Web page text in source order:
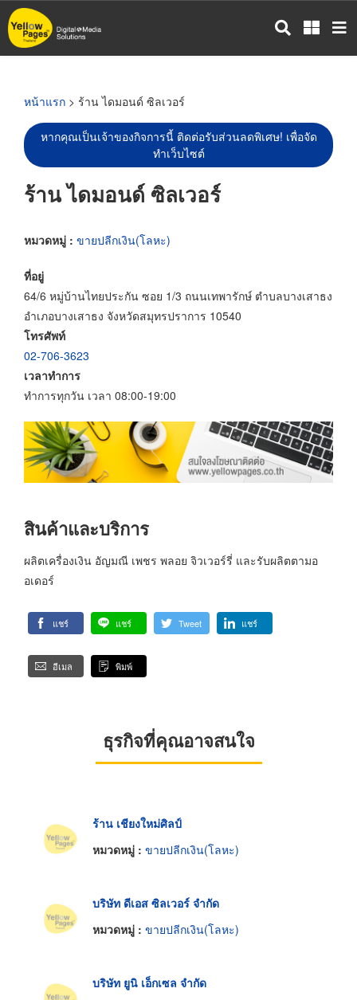
ข้าม
ไป
หน้าแรก > ร้าน ไดมอนด์ ซิลเวอร์
หากคุณเป็นเจ้าของกิจการนี้ ติดต่อรับส่วนลดพิเศษ! เพื่อจัด
ทำเว็บไซต์
ร้าน ไดมอนด์ ซิลเวอร์
หมวดหมู่ : ขายปลีกเงิน(โลหะ)
ที่อยู่
64/6 หมู่บ้านไทยประกัน ซอย 1/3 ถนนเทพารักษ์ ตำบลบางเสาธง
อำเภอบางเสาธง จังหวัดสมุทรปราการ 10540
โทรศัพท์
02-706-3623
เวลาทำการ
ทำการทุกวัน เวลา 08:00-19:00
สินค้าและบริการ
ผลิตเครื่องเงิน อัญมณี เพชร พลอย จิวเวอร์รี่ และรับผลิตตามอ
อเดอร์
แชร์ แชร์ Tweet แชร์
อีเมล พิมพ์
ธุรกิจที่คุณอาจสนใจ
ร้าน เชียงใหม่ศิลป์
หมวดหมู่ : ขายปลีกเงิน(โลหะ)
บริษัท ดีเอส ซิลเวอร์ จำกัด
หมวดหมู่ : ขายปลีกเงิน(โลหะ)
บริษัท ยูนิ เอ็กเซล จำกัด